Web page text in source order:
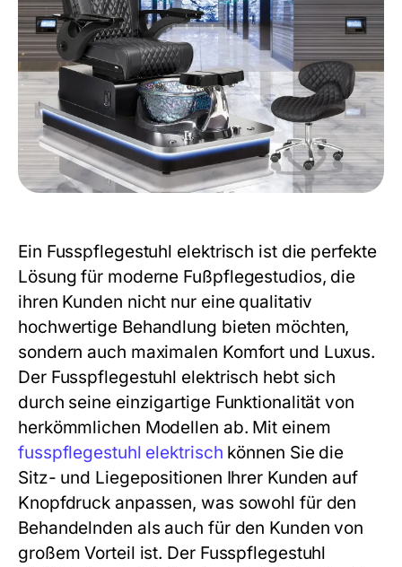
Ein Fusspflegestuhl elektrisch ist die perfekte
Lösung für moderne Fußpflegestudios, die
ihren Kunden nicht nur eine qualitativ
hochwertige Behandlung bieten möchten,
sondern auch maximalen Komfort und Luxus.
Der Fusspflegestuhl elektrisch hebt sich
durch seine einzigartige Funktionalität von
herkömmlichen Modellen ab. Mit einem
fusspflegestuhl elektrisch können Sie die
Sitz- und Liegepositionen Ihrer Kunden auf
Knopfdruck anpassen, was sowohl für den
Behandelnden als auch für den Kunden von
großem Vorteil ist. Der Fusspflegestuhl